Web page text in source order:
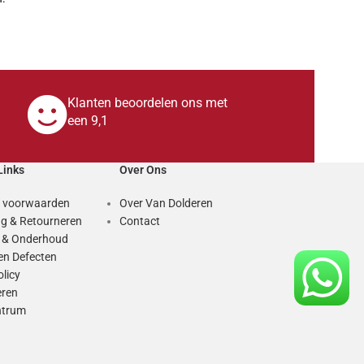
Klanten beoordelen ons met
een 9,1
voorwaarden
& Retourneren
Onderhoud
Defecten
Over Ons
Over Van Dolderen
Contact